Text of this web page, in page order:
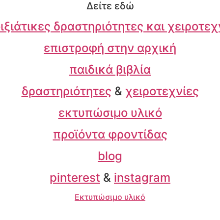
Δείτε εδώ
δραστηριότητες και
επιστροφή στην αρχική
παιδικά βιβλία
δραστηριότητες & χειροτεχνίες
εκτυπώσιμο υλικό
προϊόντα φροντίδας
blog
pinterest & instagram
Εκτυπώσιμο υλικό